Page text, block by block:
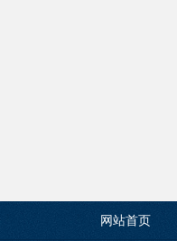
网站首页